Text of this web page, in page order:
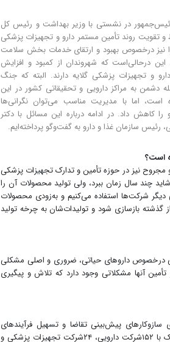
در نشستی با وزیر بهداشت و رئیس کل
تقویت روند تأمین مستمر دارو و تجهیزات پزشکی
نیز درخصوص بهبود و ارتقای خدمات بخش سلامت
درحالی‌است که شهروندان از کمبود و افزایش
و تجهیزات پزشکی گلایه دارند. البته که جنگ
دشمن به مراکز دارویی و تحقیقاتی کشور در این
است، اما با مدیریت مناسب می‌توان نگرانی‌ها
را کاهش داد. در ادامه درباره این مسائل با دکتر
رئیس سازمان غذا و دارو به گفت‌وگو پرداخته‌ایم.
است؟
تجهیزات پزشکی، غذایی، بهداشتی و دارویی آسیب‌دیده‌اند و ۲۰ شهید و مجروح نیز در حوزه تأمین و تدارک تجهیزات پزشکی
چند سال زمان ببرد، ولی تولید محصولات آن را‌
دیگر شرکت‌ها‌ ‌استفاده می‌کنیم‌ و به‌زودی محصولات
گذشته‌‌ بازسازی شود و تولیدات‌شان به چرخه تولید
ولی درخصوص داروهای حیاتی، ضروری و اصلی مشکلی
آنها مشکلاتی وجود د‌ارد که تلاش و پیگیری
پیش‌بینی تقاضا و تسهیل فرآیندهای
لجستیکی، ظرفیت لازم برای مدیریت پایدار زنجیره تأمین فراهم است. در طرح ذخیره استراتژیک با ۱۵۲شرکت دارویی، ۲۴شرکت تجهیزات پزشکی و